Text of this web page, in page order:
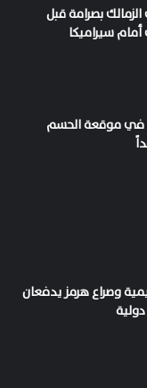
بصرامة قبل
سيراميكا
في موقعة الحسم
وصراع هرمز يدفعان